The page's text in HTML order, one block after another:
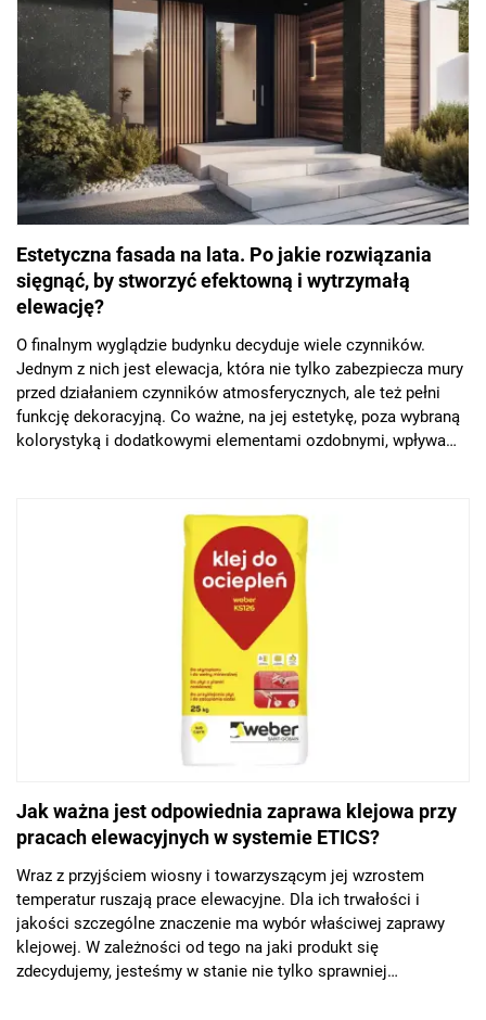
Estetyczna fasada na lata. Po jakie rozwiązania
sięgnąć, by stworzyć efektowną i wytrzymałą
elewację?
O finalnym wyglądzie budynku decyduje wiele czynników.
Jednym z nich jest elewacja, która nie tylko zabezpiecza mury
przed działaniem czynników atmosferycznych, ale też pełni
funkcję dekoracyjną. Co ważne, na jej estetykę, poza wybraną
kolorystyką i dodatkowymi elementami ozdobnymi, wpływa
czy drobne uszkodzenia. Podpowiadamy, na jakie rozwiązania
postawić, by stworzyć atrakcyjną, a przy tym posiadającą
doskonałe właściwości użytkowe elewację.
Jak ważna jest odpowiednia zaprawa klejowa przy
pracach elewacyjnych w systemie ETICS?
Wraz z przyjściem wiosny i towarzyszącym jej wzrostem
temperatur ruszają prace elewacyjne. Dla ich trwałości i
jakości szczególne znaczenie ma wybór właściwej zaprawy
klejowej. W zależności od tego na jaki produkt się
zdecydujemy, jesteśmy w stanie nie tylko sprawniej